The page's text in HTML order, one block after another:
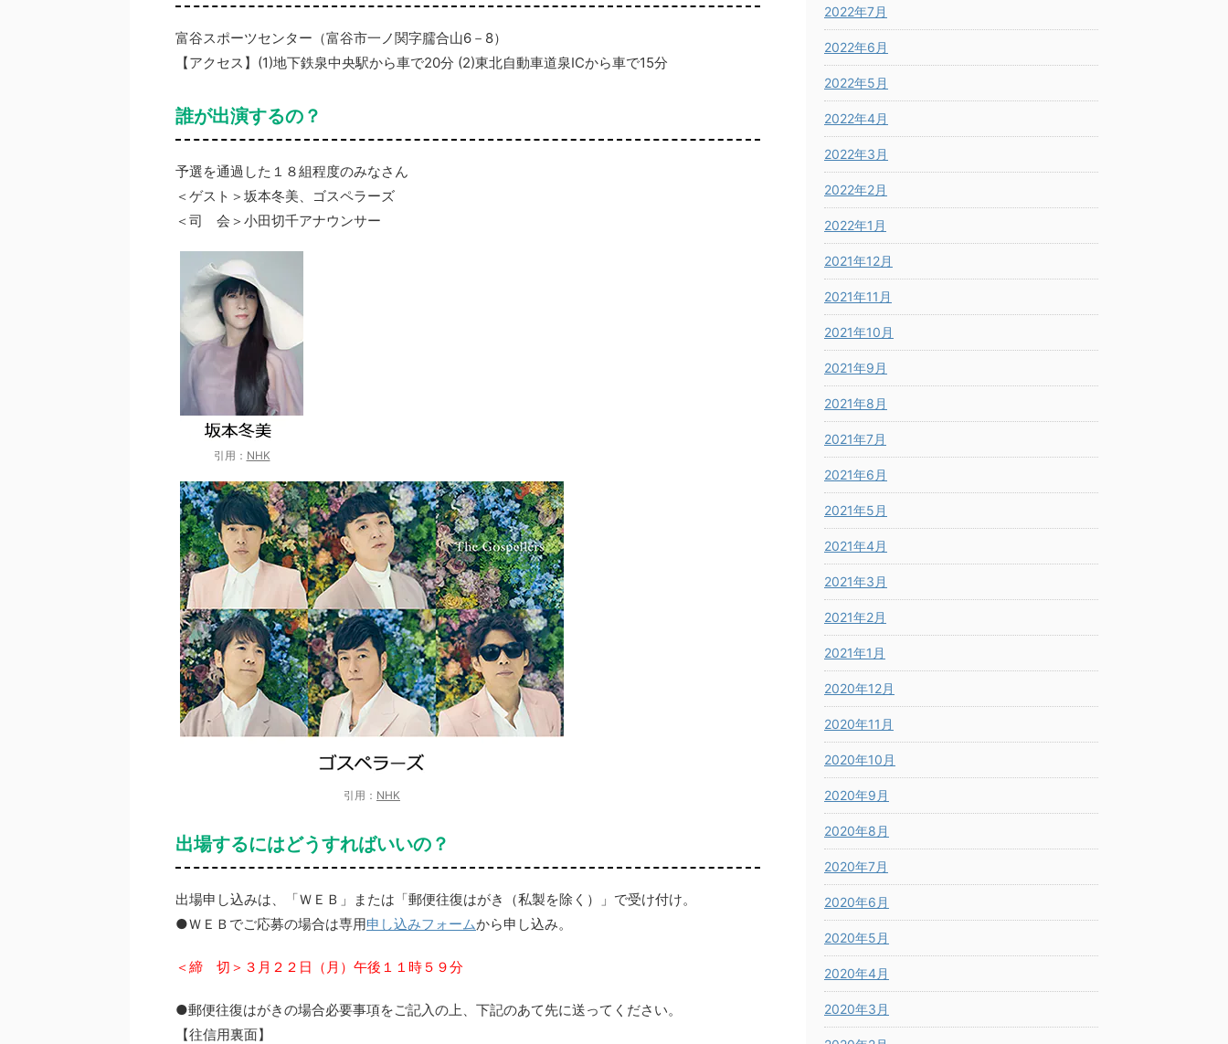
富谷スポーツセンター（富谷市一ノ関字臑合山6－8）
【アクセス】(1)地下鉄泉中央駅から車で20分 (2)東北自動車道泉ICから車で15分
誰が出演するの？
予選を通過した１８組程度のみなさん
＜ゲスト＞坂本冬美、ゴスペラーズ
＜司 会＞小田切千アナウンサー
引用： NHK
引用： NHK
出場するにはどうすればいいの？
出場申し込みは、「ＷＥＢ」または「郵便往復はがき（私製を除く）」で受け付け。
●ＷＥＢでご応募の場合は専用申し込みフォームから申し込み。
＜締 切＞３月２２日（月）午後１１時５９分
●郵便往復はがきの場合必要事項をご記入の上、下記のあて先に送ってください。
【往信用裏面】
2022年7月
2022年6月
2022年5月
2022年4月
2022年3月
2022年2月
2022年1月
2021年12月
2021年11月
2021年10月
2021年9月
2021年8月
2021年7月
2021年6月
2021年5月
2021年4月
2021年3月
2021年2月
2021年1月
2020年12月
2020年11月
2020年10月
2020年9月
2020年8月
2020年7月
2020年6月
2020年5月
2020年4月
2020年3月